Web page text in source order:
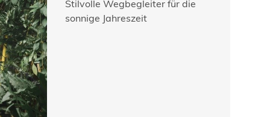
Stilvolle Wegbegleiter für die
sonnige Jahreszeit